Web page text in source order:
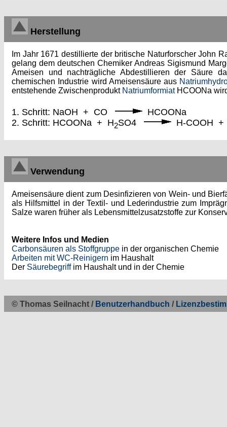
Herstellung
Im Jahr 1671 destillierte der britische Naturforscher John
gelang dem deutschen Chemiker Andreas Sigismund
Ameisen und nachträgliche Abdestillieren der Säure
chemischen Industrie wird Ameisensäure aus
entstehende Zwischenprodukt NatriumformiatHCOONa
1. Schritt: NaOH + CO
HCOONa
2. Schritt: HCOONa + H2SO4 H-COOH
Verwendung
Ameisensäure dient zum Desinfizieren von Wein- und
als Hilfsmittel in der Textil- und Lederindustrie zum
Salze waren früher als Lebensmittelzusatzstoffe zur
Weitere Infos und Medien
Carbonsäuren als Stoffgruppe in der organischen Chemie
Arbeiten mit WC-Reinigern im Haushalt
Der Säurebegriffim Haushalt und in der Chemie
© Thomas Seilnacht / Benutzerhandbuch /